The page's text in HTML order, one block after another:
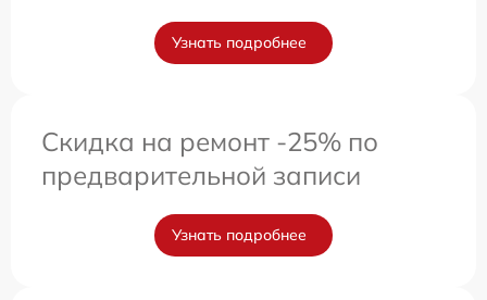
Узнать подробнее
Скидка на ремонт -25% по
предварительной записи
Узнать подробнее